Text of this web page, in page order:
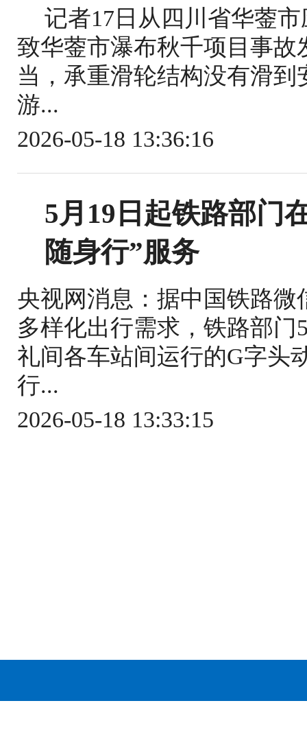
记者17日从四川省华蓥
致华蓥市瀑布秋千项目事
当，承重滑轮结构没有滑
游...
2026-05-18 13:36:16
5月19日起铁路部门
随身行”服务
央视网消息：据中国铁路
多样化出行需求，铁路部门
礼间各车站间运行的G字头
行...
2026-05-18 13:33:15